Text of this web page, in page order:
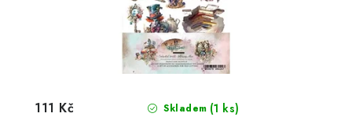
Skladem (1 ks)
111 Kč